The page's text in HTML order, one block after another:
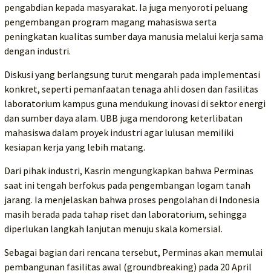
pengabdian kepada masyarakat. Ia juga menyoroti peluang
pengembangan program magang mahasiswa serta
peningkatan kualitas sumber daya manusia melalui kerja sama
dengan industri.
Diskusi yang berlangsung turut mengarah pada implementasi
konkret, seperti pemanfaatan tenaga ahli dosen dan fasilitas
laboratorium kampus guna mendukung inovasi di sektor energi
dan sumber daya alam. UBB juga mendorong keterlibatan
mahasiswa dalam proyek industri agar lulusan memiliki
kesiapan kerja yang lebih matang.
Dari pihak industri, Kasrin mengungkapkan bahwa Perminas
saat ini tengah berfokus pada pengembangan logam tanah
jarang. Ia menjelaskan bahwa proses pengolahan di Indonesia
masih berada pada tahap riset dan laboratorium, sehingga
diperlukan langkah lanjutan menuju skala komersial.
Sebagai bagian dari rencana tersebut, Perminas akan memulai
pembangunan fasilitas awal (groundbreaking) pada 20 April